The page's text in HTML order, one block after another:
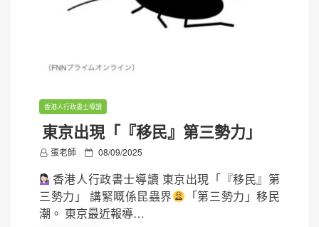
香港人行政書士導讀
東京出現「『移民』第三勢力」
蛋老師
P
s
t
e
08/09/2025
香港人行政書士導讀 東京出現「『移民』第
三勢力」 講緊嘅係昆蟲界
「第三勢力」移民
潮。 東京最近報導…